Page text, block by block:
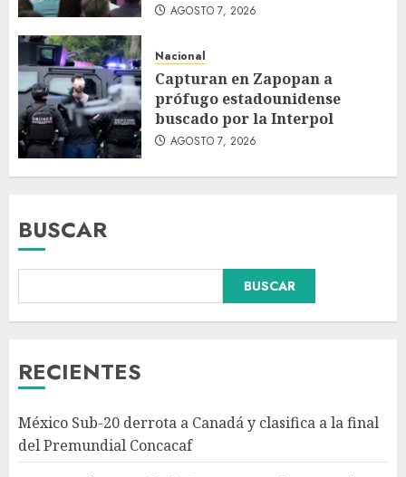
AGOSTO 7, 2026
Nacional
Capturan en Zapopan a
prófugo estadounidense
buscado por la Interpol
AGOSTO 7, 2026
BUSCAR
BUSCAR
RECIENTES
México Sub-20 derrota a Canadá y clasifica a la final
del Premundial Concacaf
3
Abelardo de la Espriella
Pronostican victoria 3-1 de
América Femenil sobre Cruz